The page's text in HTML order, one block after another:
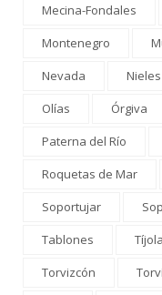
Mecina-Fondales
Montenegro
Nevada
Nieles
Olías
Órgiva
Paterna del Río
Roquetas de Mar
Soportujar
Tablones
Tíjola
Torvizcón